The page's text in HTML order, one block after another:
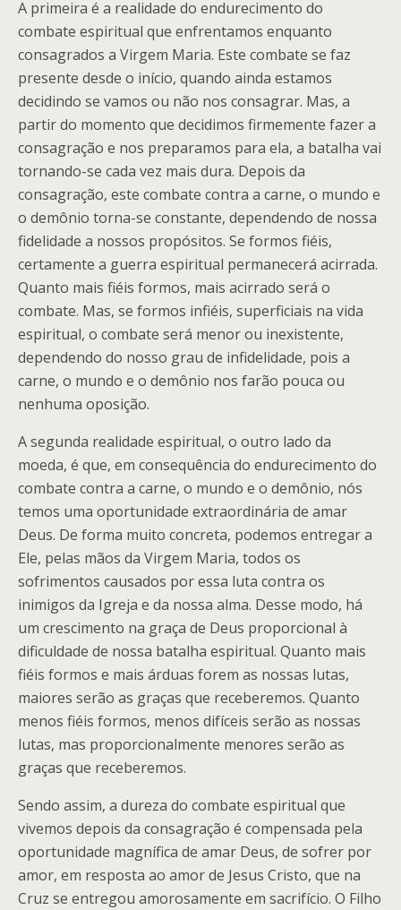
A primeira é a realidade do endurecimento do
combate espiritual que enfrentamos enquanto
consagrados a Virgem Maria. Este combate se faz
presente desde o início, quando ainda estamos
decidindo se vamos ou não nos consagrar. Mas, a
partir do momento que decidimos firmemente fazer a
consagração e nos preparamos para ela, a batalha vai
tornando-se cada vez mais dura. Depois da
consagração, este combate contra a carne, o mundo e
o demônio torna-se constante, dependendo de nossa
fidelidade a nossos propósitos. Se formos fiéis,
certamente a guerra espiritual permanecerá acirrada.
Quanto mais fiéis formos, mais acirrado será o
combate. Mas, se formos infiéis, superficiais na vida
espiritual, o combate será menor ou inexistente,
dependendo do nosso grau de infidelidade, pois a
carne, o mundo e o demônio nos farão pouca ou
nenhuma oposição.
A segunda realidade espiritual, o outro lado da
moeda, é que, em consequência do endurecimento do
combate contra a carne, o mundo e o demônio, nós
temos uma oportunidade extraordinária de amar
Deus. De forma muito concreta, podemos entregar a
Ele, pelas mãos da Virgem Maria, todos os
sofrimentos causados por essa luta contra os
inimigos da Igreja e da nossa alma. Desse modo, há
um crescimento na graça de Deus proporcional à
dificuldade de nossa batalha espiritual. Quanto mais
fiéis formos e mais árduas forem as nossas lutas,
maiores serão as graças que receberemos. Quanto
menos fiéis formos, menos difíceis serão as nossas
lutas, mas proporcionalmente menores serão as
graças que receberemos.
Sendo assim, a dureza do combate espiritual que
vivemos depois da consagração é compensada pela
oportunidade magnífica de amar Deus, de sofrer por
amor, em resposta ao amor de Jesus Cristo, que na
Cruz se entregou amorosamente em sacrifício. O Filho